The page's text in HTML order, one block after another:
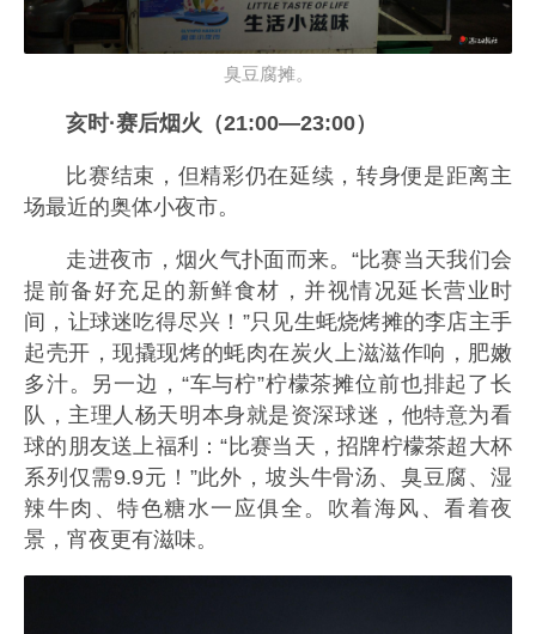
臭豆腐摊。
亥时·赛后烟火（21:00—23:00）
比赛结束，但精彩仍在延续，转身便是距离主
场最近的奥体小夜市。
走进夜市，烟火气扑面而来。“比赛当天我们会
提前备好充足的新鲜食材，并视情况延长营业时
间，让球迷吃得尽兴！”只见生蚝烧烤摊的李店主手
起壳开，现撬现烤的蚝肉在炭火上滋滋作响，肥嫩
多汁。另一边，“车与柠”柠檬茶摊位前也排起了长
队，主理人杨天明本身就是资深球迷，他特意为看
球的朋友送上福利：“比赛当天，招牌柠檬茶超大杯
系列仅需9.9元！”此外，坡头牛骨汤、臭豆腐、湿
辣牛肉、特色糖水一应俱全。吹着海风、看着夜
景，宵夜更有滋味。